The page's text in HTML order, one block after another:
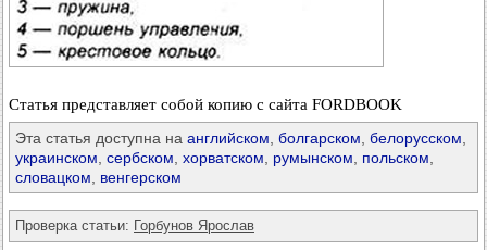
Статья представляет собой копию с сайта FORDBOOK
Эта статья доступна на английском болгарском белорусском
украинском сербском хорватском румынском польском
словацком
венгерском
Проверка статьи: Горбунов Ярослав